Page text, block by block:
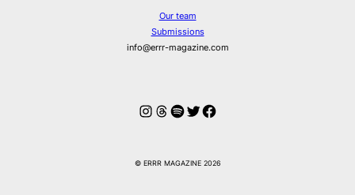
Our team
Submissions
info@errr-magazine.com
Instagram
Threads
Spotify
Twitter
Facebook
© ERRR MAGAZINE 2026